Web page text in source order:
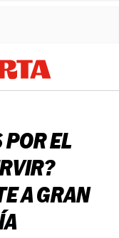
EL
A GRAN